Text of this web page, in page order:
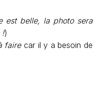
est belle, la photo sera
!)
fairecar il y a besoin de